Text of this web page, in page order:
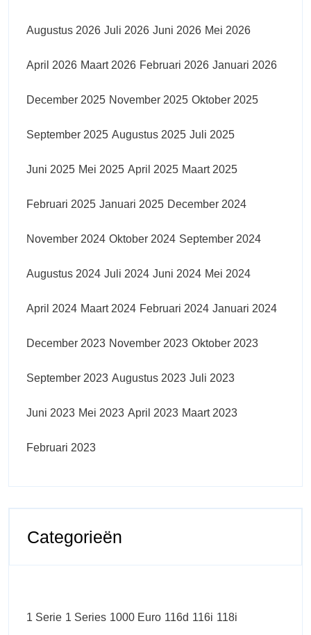
Augustus 2026 Juli 2026 Juni 2026 Mei 2026
April 2026 Maart 2026 Februari 2026 Januari 2026
December 2025 November 2025 Oktober 2025
September 2025 Augustus 2025 Juli 2025
Juni 2025 Mei 2025 April 2025 Maart 2025
Februari 2025 Januari 2025 December 2024
November 2024 Oktober 2024 September 2024
Augustus 2024 Juli 2024 Juni 2024 Mei 2024
April 2024 Maart 2024 Februari 2024 Januari 2024
December 2023 November 2023 Oktober 2023
September 2023 Augustus 2023 Juli 2023
Juni 2023 Mei 2023 April 2023 Maart 2023
Februari 2023
Categorieën
1 Serie 1 Series 1000 Euro 116d 116i 118i